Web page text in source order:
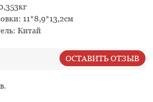
11*8,9*13,2см
Китай
ОСТАВИТЬ ОТЗЫВ